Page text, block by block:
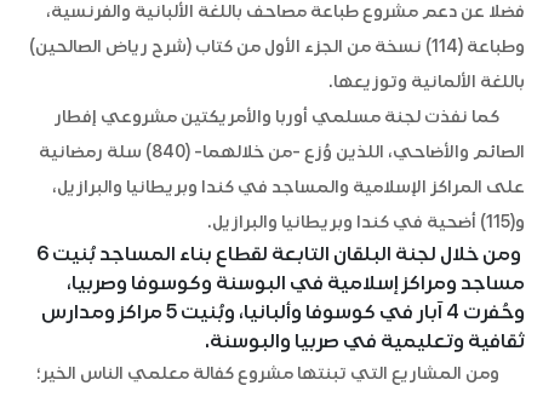
فضلا عن دعم مشروع طباعة مصاحف باللغة الألبانية والفرنسية،
وطباعة (114) نسخة من الجزء الأول من كتاب (شرح رياض الصالحين)
باللغة الألمانية وتوزيعها.
كما نفذت لجنة مسلمي أوربا والأمريكتين مشروعي إفطار
الصائم والأضاحي، اللذين وُزع -من خلالهما- (840) سلة رمضانية
على المراكز الإسلامية والمساجد في كندا وبريطانيا والبرازيل،
و(115) أضحية في كندا وبريطانيا والبرازيل.
ومن خلال لجنة البلقان التابعة لقطاع بناء المساجد بُنيت 6
مساجد ومراكز إسلامية في البوسنة وكوسوفا وصربيا،
وحُفرت 4 آبار في كوسوفا وألبانيا، وبُنيت 5 مراكز ومدارس
ثقافية وتعليمية في صربيا والبوسنة.
ومن المشاريع التي تبنتها مشروع كفالة معلمي الناس الخير؛